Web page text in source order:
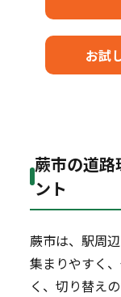
お試
蕨市の道路
ント
蕨市は、駅周
集まりやすく
く、切り替え